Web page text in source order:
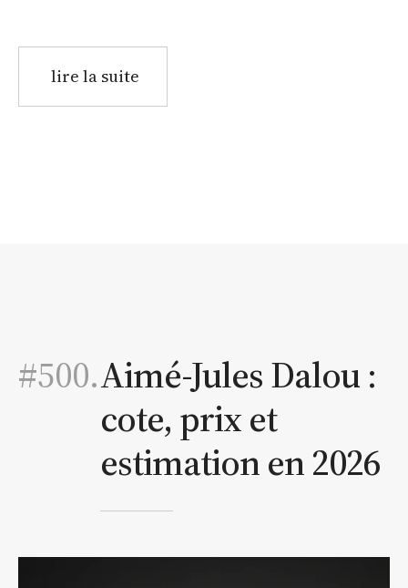
lire la suite
#500.Aimé-Jules Dalou :
cote, prix et
estimation en 2026